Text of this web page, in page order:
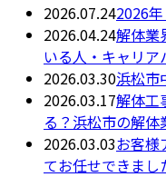
2026.07.242026
2026.04.24解体業
いる人・キャリア
2026.03.30浜松市
2026.03.17解体工
る？浜松市の解
2026.03.03お客様
てお任せできまし